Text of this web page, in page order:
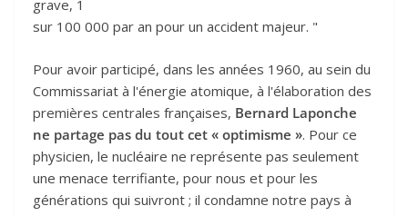
grave, 1
sur 100 000 par an pour un accident majeur. "
Pour avoir participé, dans les années 1960, au sein du
Commissariat à l'énergie atomique, à l'élaboration des
premières centrales françaises, Bernard Laponche
ne partage pas du tout cet « optimisme ». Pour ce
physicien, le nucléaire ne représente pas seulement
une menace terrifiante, pour nous et pour les
générations qui suivront ; il condamne notre pays à